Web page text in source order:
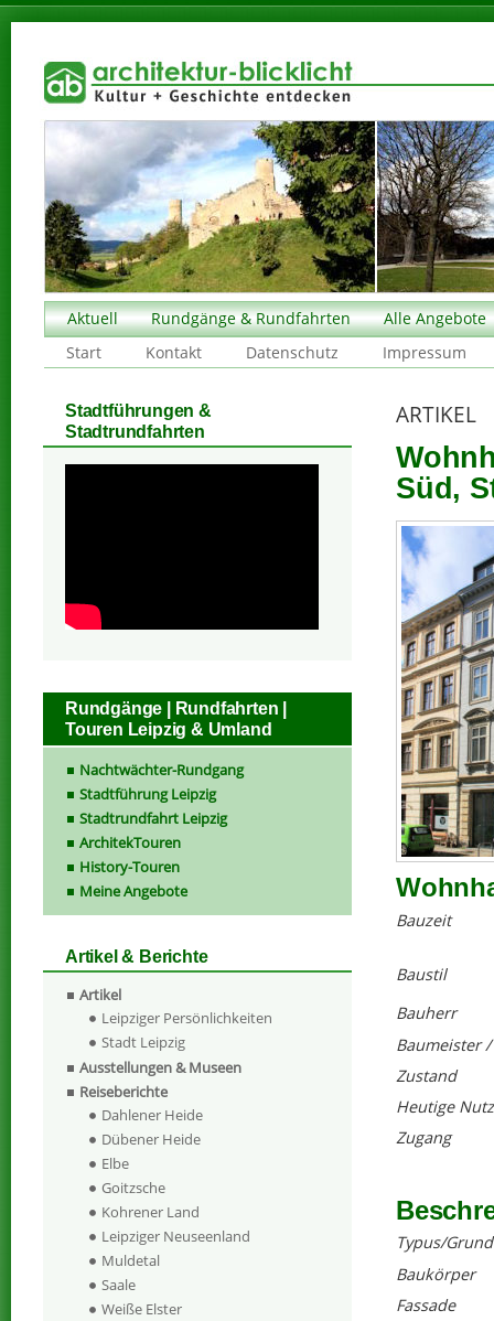
Aktuell Rundgänge & Rundfahrten
Alle Angebote
Start
Kontakt Datenschutz Impressum
ARTIKEL
Süd,
Bauzeit
Baustil
Bauherr
Baumeister
Zustand
Heutige
Zugang
Typus/
Baukörper
Fassade
Stadtführungen &
Stadtrundfahrten
Rundgänge | Rundfahrten |
Touren Leipzig & Umland
Nachtwächter-Rundgang
Stadtführung Leipzig
Stadtrundfahrt Leipzig
ArchitekTouren
History-Touren
Meine Angebote
Artikel & Berichte
Artikel
Leipziger Persönlichkeiten
Stadt Leipzig
Ausstellungen & Museen
Reiseberichte
Dahlener Heide
Dübener Heide
Elbe
Goitzsche
Kohrener Land
Leipziger Neuseenland
Muldetal
Saale
Weiße Elster